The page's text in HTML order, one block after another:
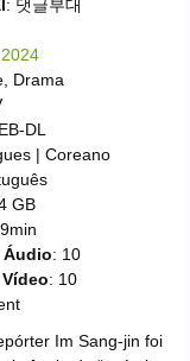
: 댓글부대
2024
Drama
DL
| Coreano
GB
Áudio: 10
: 10
Im Sang-jin foi